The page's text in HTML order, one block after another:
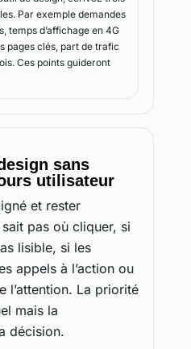
Par exemple demandes
temps d’affichage en 4G
pages clés, part de trafic
Ces points guideront
sans
utilisateur
et rester
pas où cliquer, si
lisible, si les
appels à l’action ou
l’attention. La priorité
mais la
décision.